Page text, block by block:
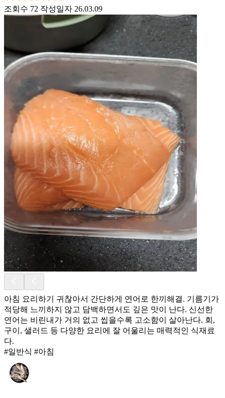
조회수 72 작성일자 26.03.09
아침 요리하기 귀찮아서 간단하게 연어로 한끼해결. 기름기가
적당해 느끼하지 않고 담백하면서도 깊은 맛이 난다. 신선한
연어는 비린내가 거의 없고 씹을수록 고소함이 살아난다. 회,
구이, 샐러드 등 다양한 요리에 잘 어울리는 매력적인 식재료
다.
#일반식 #아침